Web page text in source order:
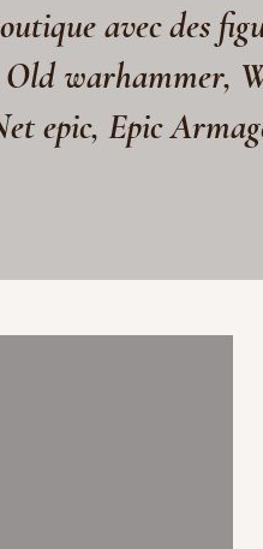
avec des
warhammer,
epic, Epic